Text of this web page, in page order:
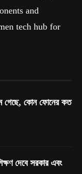
and
tech hub for
গেছে, কোন ফোনের কত
দেবে সরকার এবং